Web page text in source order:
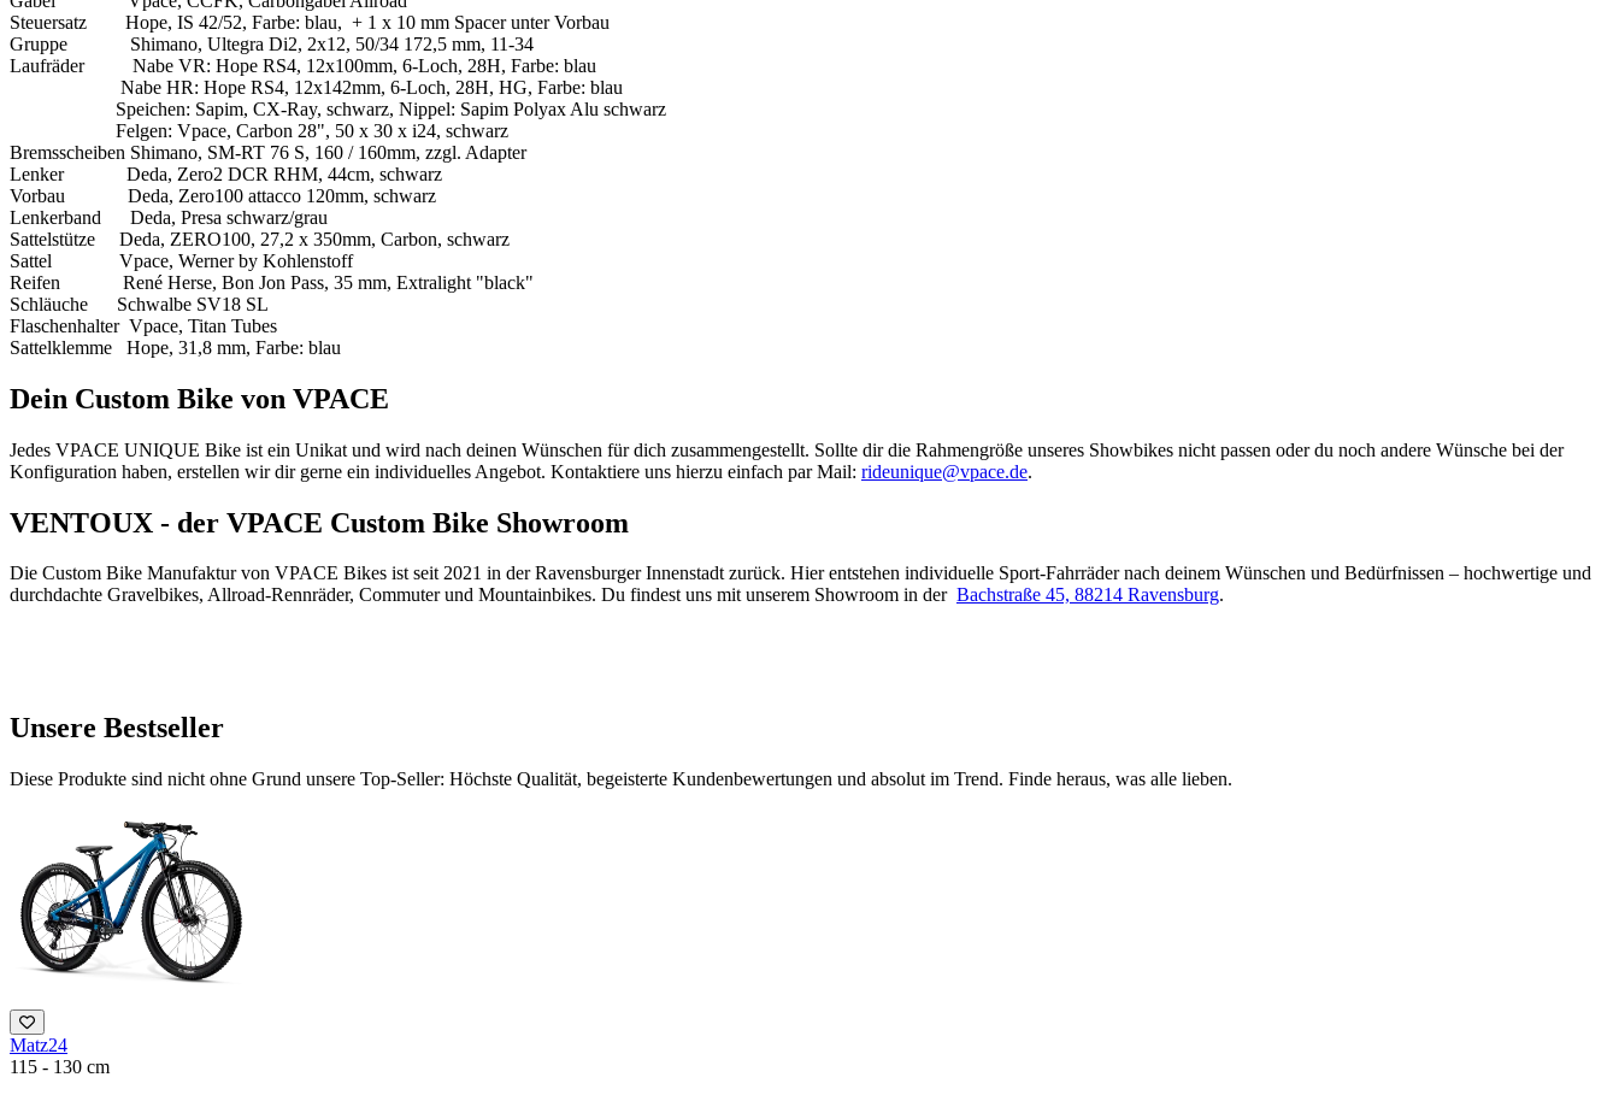
Steuersatz Hope, IS 42/52, Farbe: blau, + 1 x 10 mm Spacer unter Vorbau
Gruppe Shimano, Ultegra Di2, 2x12, 50/34 172,5 mm, 11-34
Laufräder Nabe VR: Hope RS4, 12x100mm, 6-Loch, 28H, Farbe: blau
Nabe HR: Hope RS4, 12x142mm, 6-Loch, 28H, HG, Farbe: blau
Speichen: Sapim, CX-Ray, schwarz, Nippel: Sapim Polyax Alu schwarz
Felgen: Vpace, Carbon 28", 50 x 30 x i24, schwarz
Bremsscheiben Shimano, SM-RT 76 S, 160 / 160mm, zzgl. Adapter
Lenker Deda, Zero2 DCR RHM, 44cm, schwarz
Vorbau Deda, Zero100 attacco 120mm, schwarz
Lenkerband Deda, Presa schwarz/grau
Sattelstütze Deda, ZERO100, 27,2 x 350mm, Carbon, schwarz
Sattel Vpace, Werner by Kohlenstoff
Reifen René Herse, Bon Jon Pass, 35 mm, Extralight "black"
Schläuche Schwalbe SV18 SL
Flaschenhalter Vpace, Titan Tubes
Sattelklemme Hope, 31,8 mm, Farbe: blau
Dein Custom Bike von VPACE
Jedes VPACE UNIQUE Bike ist ein Unikat und wird nach deinen Wünschen für dich zusammengestellt. Sollte dir die Rahmengröße unseres Showbikes nicht passen oder du noch andere Wünsche bei der
Konfiguration haben, erstellen wir dir gerne ein individuelles Angebot. Kontaktiere uns hierzu einfach par Mail: rideunique@vpace.de.
VENTOUX - der VPACE Custom Bike Showroom
Die Custom Bike Manufaktur von VPACE Bikes ist seit 2021 in der Ravensburger Innenstadt zurück. Hier entstehen individuelle Sport-Fahrräder nach deinem Wünschen und Bedürfnissen – hochwertige und
durchdachte Gravelbikes, Allroad-Rennräder, Commuter und Mountainbikes. Du findest uns mit unserem Showroom in der Bachstraße 45, 88214 Ravensburg.
Unsere Bestseller
Diese Produkte sind nicht ohne Grund unsere Top-Seller: Höchste Qualität, begeisterte Kundenbewertungen und absolut im Trend. Finde heraus, was alle lieben.
Matz24
115 - 130 cm